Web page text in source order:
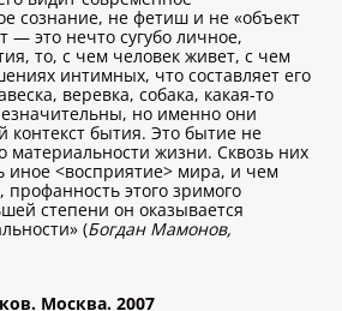
сознание, не фетиш и не «объект
— это нечто сугубо личное,
то, с чем человек живет, с чем
интимных, что составляет его
веревка, собака, какая-то
но именно они
бытия. Это бытие не
материальности жизни. Сквозь них
иное <восприятие> мира, и чем
этого зримого
степени он оказывается
(Богдан Мамонов,
Москва. 2007